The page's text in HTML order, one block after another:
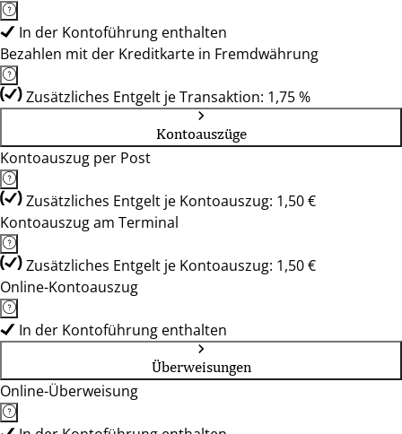
In der Kontoführung enthalten
Bezahlen mit der Kreditkarte in Fremdwährung
Zusätzliches Entgelt je Transaktion: 1,75 %
Kontoauszüge
Kontoauszug per Post
Zusätzliches Entgelt je Kontoauszug: 1,50 €
Kontoauszug am Terminal
Zusätzliches Entgelt je Kontoauszug: 1,50 €
Online-Kontoauszug
In der Kontoführung enthalten
Überweisungen
Online-Überweisung